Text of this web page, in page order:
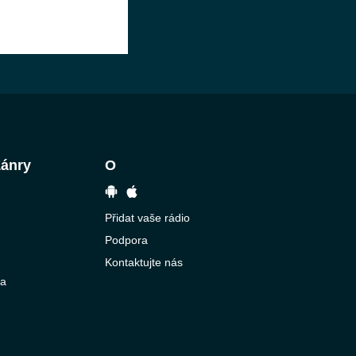
O
Přidat vaše rádio
Podpora
Kontaktujte nás